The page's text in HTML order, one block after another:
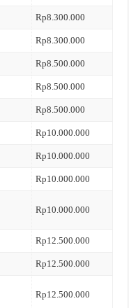
Rp8.300.000
Rp8.300.000
Rp8.500.000
Rp8.500.000
Rp8.500.000
Rp10.000.000
Rp10.000.000
Rp10.000.000
Rp10.000.000
Rp12.500.000
Rp12.500.000
Rp12.500.000